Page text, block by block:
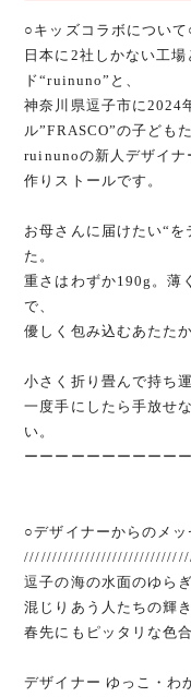
○キッズコラボについて
日本に2社しかない工
ド“ruinuno”と、
神奈川県逗子市に2024
ル”FRASCO”の子ども
ruinunoの新人デザイナ
作りストールです。
お母さんに届けたい“を
た。
重さはわずか190g。薄
で、
優しく包み込むあたた
小さく折り畳んで持ち
一度手にしたら手放せ
い。
ーーーーーーーーーー
○デザイナーからのメッ
逗子の海の水面のゆら
混じりあう人たちの輝
春先にもピッタリな色
デザイナー ゆっこ・わ